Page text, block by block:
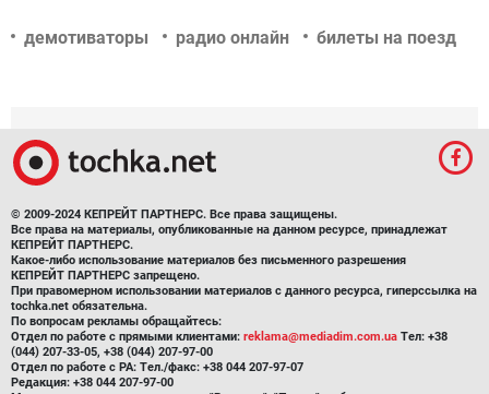
демотиваторы радио онлайн билеты на поезд
© 2009-2024 КЕПРЕЙТ ПАРТНЕРС. Все права защищены.
Все права на материалы, опубликованные на данном ресурсе, принадлежат
КЕПРЕЙТ ПАРТНЕРС.
Какое-либо использование материалов без письменного разрешения
КЕПРЕЙТ ПАРТНЕРС запрещено.
При правомерном использовании материалов с данного ресурса, гиперссылка на
tochka.net обязательна.
По вопросам рекламы обращайтесь:
Отдел по работе с прямыми клиентами: reklama@mediadim.com.ua Тел: +38
(044) 207-33-05, +38 (044) 207-97-00
Отдел по работе с РА: Тел./факс: +38 044 207-97-07
Редакция: +38 044 207-97-00